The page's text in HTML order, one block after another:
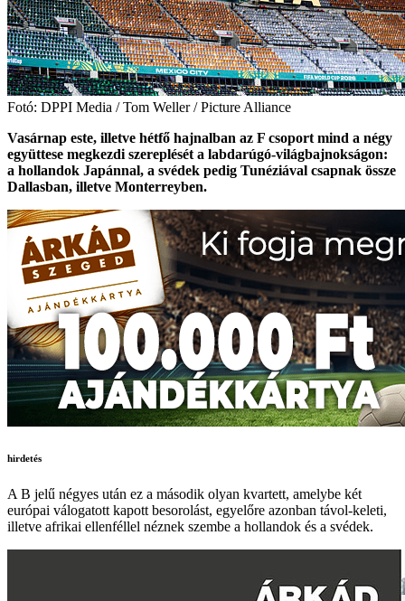
Fotó: DPPI Media / Tom Weller / Picture Alliance
Vasárnap este, illetve hétfő hajnalban az F csoport mind a négy
együttese megkezdi szereplését a labdarúgó-világbajnokságon:
a hollandok Japánnal, a svédek pedig Tunéziával csapnak össze
Dallasban, illetve Monterreyben.
hirdetés
A B jelű négyes után ez a második olyan kvartett, amelybe két
európai válogatott kapott besorolást, egyelőre azonban távol-keleti,
illetve afrikai ellenféllel néznek szembe a hollandok és a svédek.